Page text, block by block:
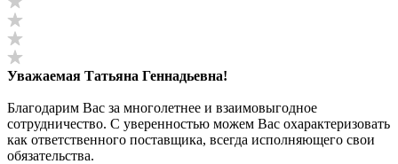
Уважаемая Татьяна Геннадьевна!
Благодарим Вас за многолетнее и взаимовыгодное
сотрудничество. С уверенностью можем Вас охарактеризовать
как ответственного поставщика, всегда исполняющего свои
обязательства.